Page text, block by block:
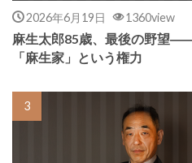
2026年6月19日 1360view
麻生太郎85歳、最後の野望
「麻生家」という権力